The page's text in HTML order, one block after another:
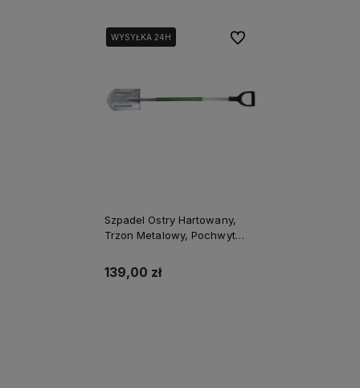
WYSYŁKA 24H
WYSYŁKA 24H
Szpadel Ostry Hartowany,
Trzon Metalowy, Pochwyt
139,00 zł
Do ulubionych